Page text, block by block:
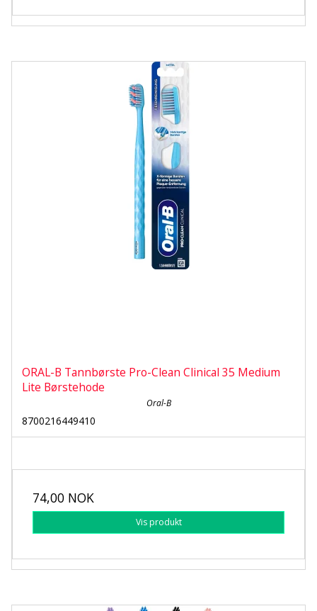
ORAL-B Tannbørste Pro-Clean Clinical 35 Medium
Lite Børstehode
Oral-B
8700216449410
74,00 NOK
Vis produkt